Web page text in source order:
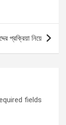
প্রক্রিয়া নিয়ে
fields